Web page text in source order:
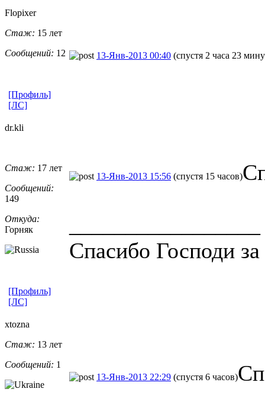
Flopixer
Стаж: 15 лет
Сообщений: 12 13-Янв-2013 00:40 (спустя 2 часа 23
[Профиль]
[ЛС]
dr.kli
Стаж: 17 лет
Сообщений:
149
Откуда:
Горняк
13-Янв-2013 15:56 (спустя 15 часов)
Спасибо Господи за
[Профиль]
[ЛС]
xtozna
Стаж: 13 лет
Сообщений: 1
13-Янв-2013 22:29 (спустя 6 часов)